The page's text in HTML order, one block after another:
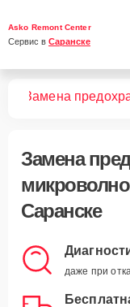
Asko Remont Center
Сервис в Саранске
Замена
Замена
Саранске
даже при